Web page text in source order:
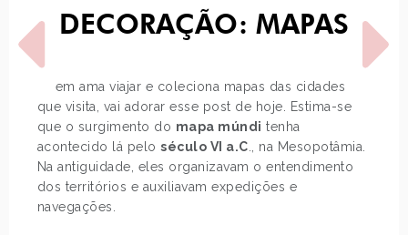
DECORAÇÃO: MAPAS
Quem ama viajar e coleciona mapas das cidades
que visita, vai adorar esse post de hoje. Estima-se
que o surgimento do mapa múndi tenha
acontecido lá peloséculo VI a.C ., na Mesopotâmia.
Na antiguidade, eles organizavam o entendimento
dos territórios e auxiliavam expedições e
navegações.
POST ANTERIOR
LOOK DO DIA: SAIA JEANS
PRÓXIMO POST
COMO USAR: CALÇA
MONTARIA